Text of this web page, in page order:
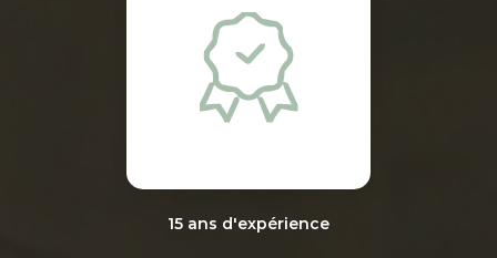
15 ans d'expérience